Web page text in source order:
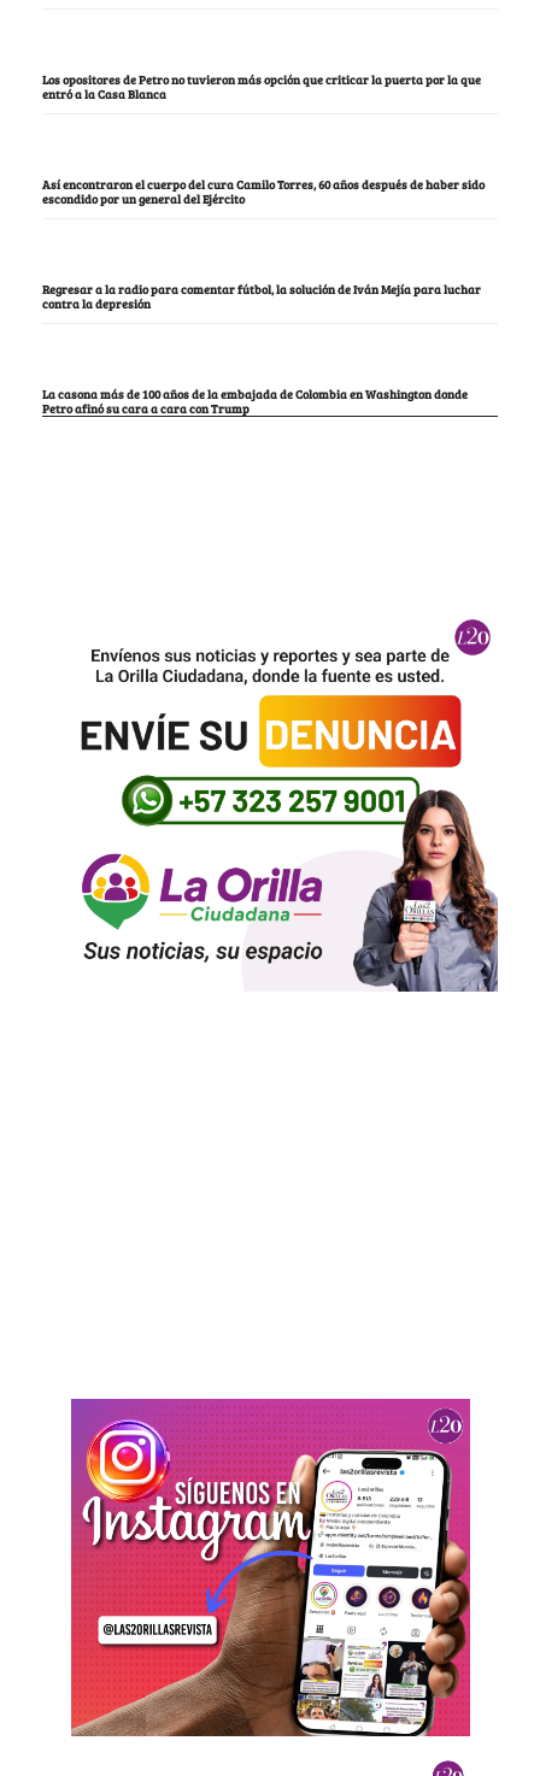
Los opositores de Petro no tuvieron más opción que criticar la puerta por la que
entró a la Casa Blanca
Así encontraron el cuerpo del cura Camilo Torres, 60 años después de haber sido
escondido por un general del Ejército
Regresar a la radio para comentar fútbol, la solución de Iván Mejía para luchar
contra la depresión
La casona más de 100 años de la embajada de Colombia en Washington donde
Petro afinó su cara a cara con Trump